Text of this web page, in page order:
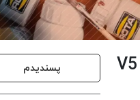
نخ بافت موم خورده ونتو V5 پسندیدم